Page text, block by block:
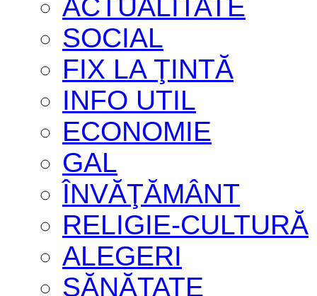
ACTUALITATE
SOCIAL
FIX LA ŢINTĂ
INFO UTIL
ECONOMIE
GAL
ÎNVĂŢĂMÂNT
RELIGIE-CULTURĂ
ALEGERI
SĂNĂTATE